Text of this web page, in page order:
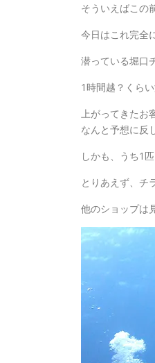
そういえばこの
今日はこれ完全
潜っている堀口
1時間越？くら
上がってきたお
なんと予想に反
しかも、うち1
とりあえず、チ
他のショップは